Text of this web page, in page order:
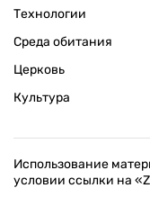
Технологии
Среда обитания
Церковь
Культура
Использование
условии ссылки на